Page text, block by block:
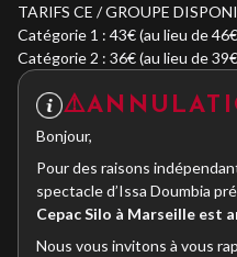
TARIFS CE / GROUPE
Catégorie 1 : 43€ (au lieu de
Catégorie 2 : 36€ (au lieu de
Bonjour,
Pour des raisons
spectacle d’Issa Doumbia
Cepac Silo à Marseille est
Nous vous invitons à vous